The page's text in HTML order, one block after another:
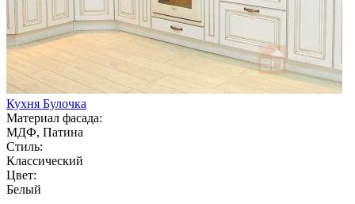
Кухня Булочка
Материал фасада:
МДФ, Патина
Стиль:
Классический
Цвет:
Белый